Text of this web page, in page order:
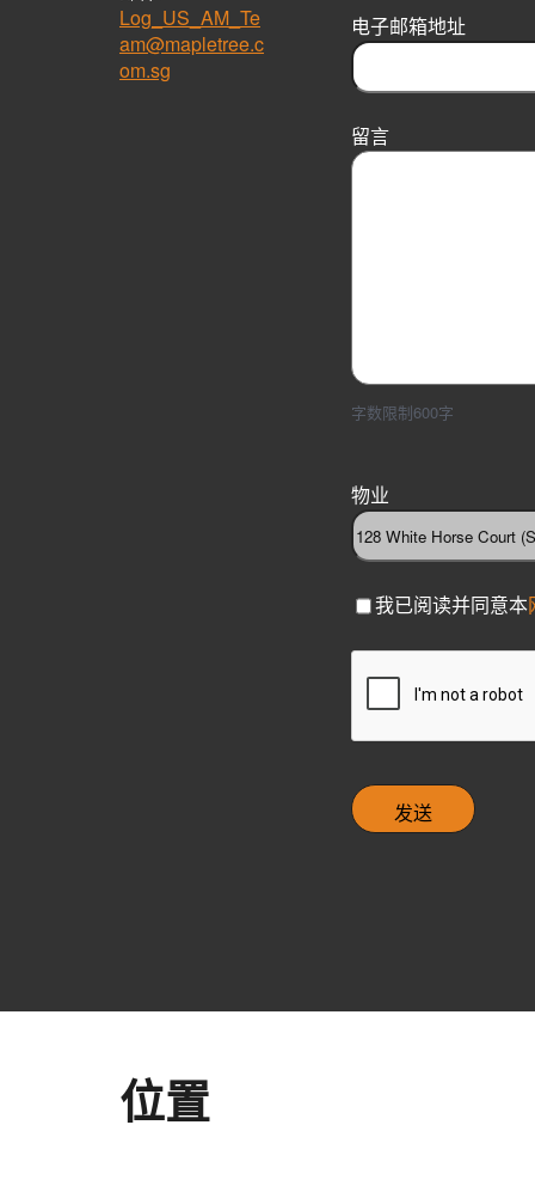
Log_US_AM_Te
am@mapletree.c
om.sg
电子邮箱地址
留言
字数限制600字
物业
C
e
b
x
我已阅读并同意本
T
H
A
位置